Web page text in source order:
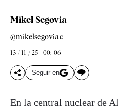
Mikel Segovia
@mikelsegoviac
13 / 11 / 25 - 00: 06
Seguir en
En la central nuclear de